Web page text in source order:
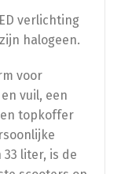
verlichting
halogeen.
voor
vuil, een
topkoffer
liter, is de